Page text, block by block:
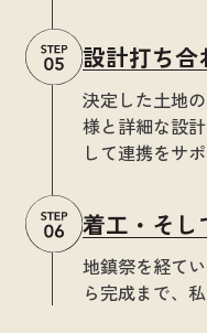
設計打ち合
決定した土地
様と詳細な設
して連携をサポ
着工・そし
地鎮祭を経て
ら完成まで、